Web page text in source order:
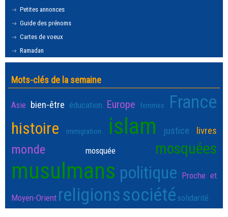
Petites annonces
Guide des prénoms
Cartes de voeux
Ramadan
Mots-clés de la semaine
Asie bien-être éducation Europe femmes France
histoire immigration islam justice livres
monde mosquée mosquées
musulmans politique Proche et
Moyen-Orient religionssociété solidarité